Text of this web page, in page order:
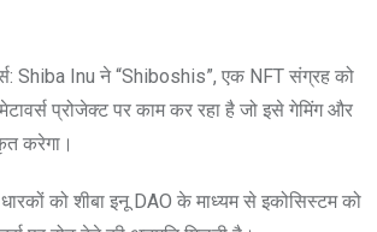
Shiba Inu ने “Shiboshis”, एक NFT संग्रह को
प्रोजेक्ट पर काम कर रहा है जो इसे गेमिंग और
करेगा।
को शीबा इनू DAO के माध्यम से इकोसिस्टम को